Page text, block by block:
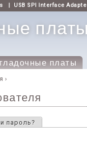
| USB SPI Interface
платы
платы
›
пароль?